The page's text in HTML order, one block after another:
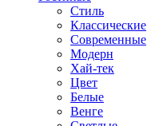
Стиль
Классические
Современные
Модерн
Хай-тек
Цвет
Белые
Венге